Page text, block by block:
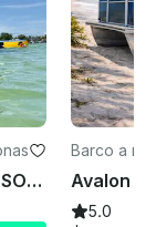
✅ TODOS LOS COMPLEMENTOS SON GRATUITOS • PRECIO BASE (Sun Tracker 24 pulgadas/115 HP) • Calificación de 5 estrellas
Barco a
5.0